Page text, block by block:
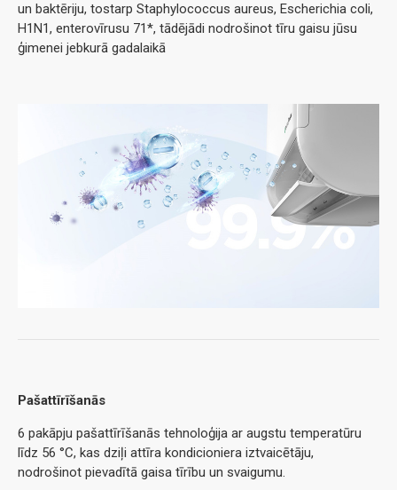
un baktēriju, tostarp Staphylococcus aureus, Escherichia coli,
H1N1, enterovīrusu 71*, tādējādi nodrošinot tīru gaisu jūsu
ģimenei jebkurā gadalaikā
Pašattīrīšanās
6 pakāpju pašattīrīšanās tehnoloģija ar augstu temperatūru
līdz 56 °C, kas dziļi attīra kondicioniera iztvaicētāju,
nodrošinot pievadītā gaisa tīrību un svaigumu.